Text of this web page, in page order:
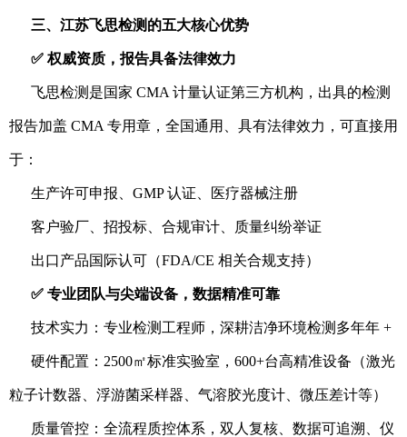
三、江苏飞思检测的五大核心优势
✅ 权威资质，报告具备法律效力
飞思检测是国家 CMA 计量认证第三方机构，出具的检测
报告加盖 CMA 专用章，全国通用、具有法律效力，可直接用
于：
生产许可申报、GMP 认证、医疗器械注册
客户验厂、招投标、合规审计、质量纠纷举证
出口产品国际认可（FDA/CE 相关合规支持）
✅ 专业团队与尖端设备，数据精准可靠
技术实力：专业检测工程师，深耕洁净环境检测多年年 +
硬件配置：2500㎡标准实验室，600+台高精准设备（激光
粒子计数器、浮游菌采样器、气溶胶光度计、微压差计等）
质量管控：全流程质控体系，双人复核、数据可追溯、仪